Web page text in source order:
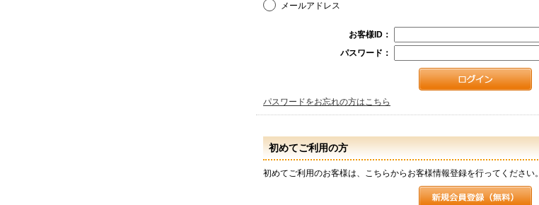
メールアドレス
お客様ID：
パスワード：
パスワードをお忘れの方はこちら
初めてご利用の方
初めてご利用のお客様は、こちらからお客様情報登録を行ってください。